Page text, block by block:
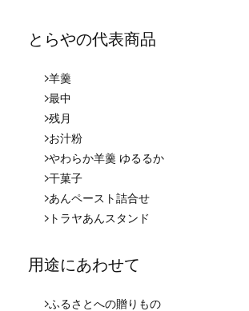
とらやの代表商品
羊羹
最中
残月
お汁粉
やわらか羊羹 ゆるるか
干菓子
あんペースト詰合せ
トラヤあんスタンド
用途にあわせて
ふるさとへの贈りもの